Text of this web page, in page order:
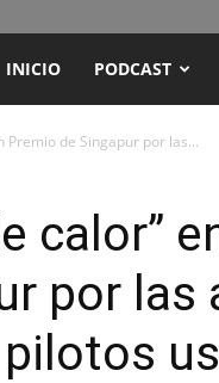
ENCUENTRO
INICIO PODCAST
Premio de Singapur por las...
calor”
por las